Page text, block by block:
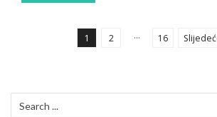
s
1 2 … 16
for: